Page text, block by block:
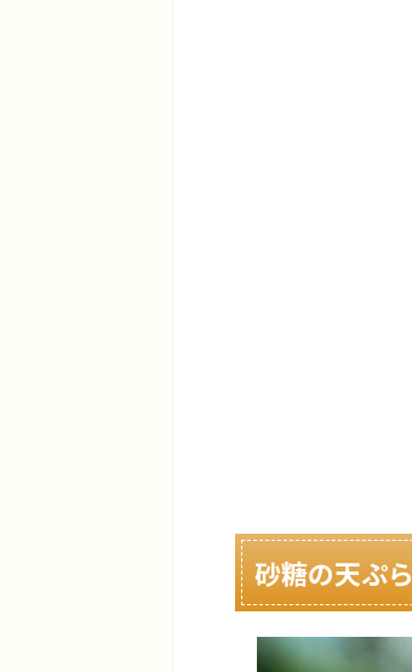
砂糖の天ぷら